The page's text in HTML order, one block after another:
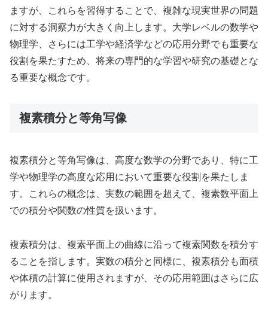
ますが、これらを習得することで、複雑な現実世界の問題
に対する洞察力が大きく向上します。大学レベルの数学や
物理学、さらには工学や経済学などの応用分野でも重要な
役割を果たすため、将来の専門的な学習や研究の基礎とな
る重要な概念です。
複素積分と等角写像
複素積分と等角写像は、高度な数学の分野であり、特に工
学や物理学の高度な応用において重要な役割を果たしま
す。これらの概念は、実数の範囲を超えて、複素数平面上
での積分や関数の性質を扱います。
複素積分は、複素平面上の曲線に沿って複素関数を積分す
ることを指します。実数の積分と同様に、複素積分も面積
や体積の計算に使用されますが、その応用範囲はさらに広
がります。